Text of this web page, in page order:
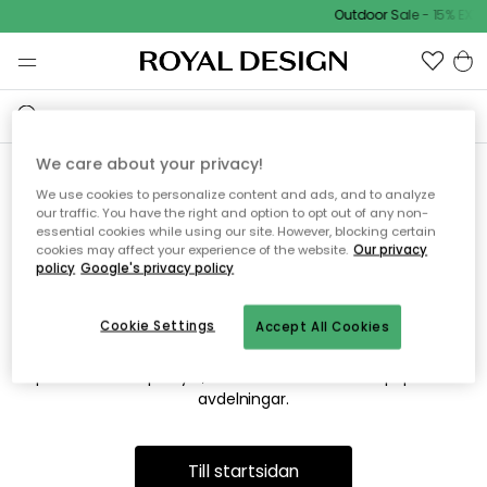
Outdoor Sale - 15%
Vi hittar tyvärr inte sidan du
söker
Detta kan bero på att sidan inte längre finns eller att den har
flyttats. Vi ber om ursäkt för besväret. I menyn ovan kan du
prova att söka på nytt, eller besöka en av våra populära
avdelningar.
Till startsidan
We care about your privacy!
We use cookies to personalize content and ads, and to analyze
our traffic. You have the right and option to opt out of any non-
essential cookies while using our site. However, blocking certain
cookies may affect your experience of the website. Our privacy
policy Google's privacy policy
Accept All Cookies
Cookie Settings